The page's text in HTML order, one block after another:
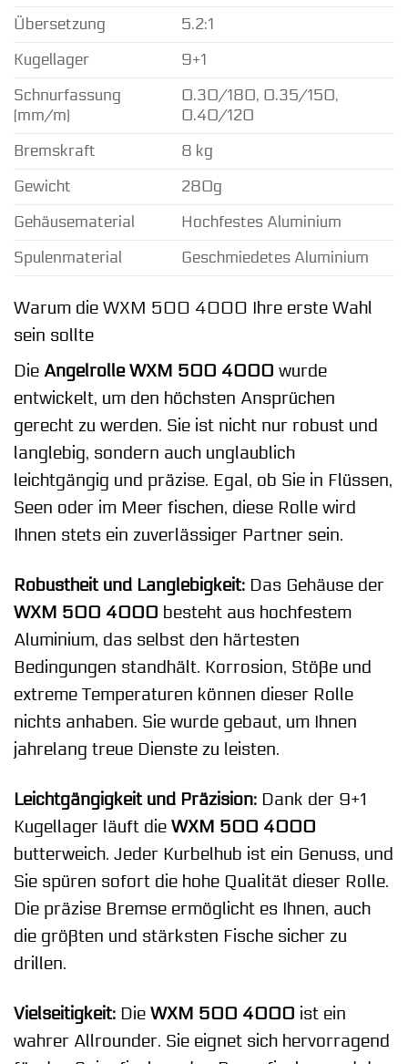
Übersetzung
5.2:1
Kugellager
9+1
Schnurfassung
(mm/m)
0.30/180, 0.35/150,
0.40/120
Bremskraft
8 kg
Gewicht
280g
Gehäusematerial
Hochfestes Aluminium
Spulenmaterial
Geschmiedetes Aluminium
Warum die WXM 500 4000 Ihre erste Wahl
sein sollte
Die Angelrolle WXM 500 4000 wurde
entwickelt, um den höchsten Ansprüchen
gerecht zu werden. Sie ist nicht nur robust und
langlebig, sondern auch unglaublich
leichtgängig und präzise. Egal, ob Sie in Flüssen,
Seen oder im Meer fischen, diese Rolle wird
Ihnen stets ein zuverlässiger Partner sein.
Robustheit und Langlebigkeit: Das Gehäuse der
WXM 500 4000 besteht aus hochfestem
Aluminium, das selbst den härtesten
Bedingungen standhält. Korrosion, Stöße und
extreme Temperaturen können dieser Rolle
nichts anhaben. Sie wurde gebaut, um Ihnen
jahrelang treue Dienste zu leisten.
Leichtgängigkeit und Präzision: Dank der 9+1
Kugellager läuft die WXM 500 4000
butterweich. Jeder Kurbelhub ist ein Genuss, und
Sie spüren sofort die hohe Qualität dieser Rolle.
Die präzise Bremse ermöglicht es Ihnen, auch
die größten und stärksten Fische sicher zu
drillen.
Vielseitigkeit: Die WXM 500 4000 ist ein
wahrer Allrounder. Sie eignet sich hervorragend